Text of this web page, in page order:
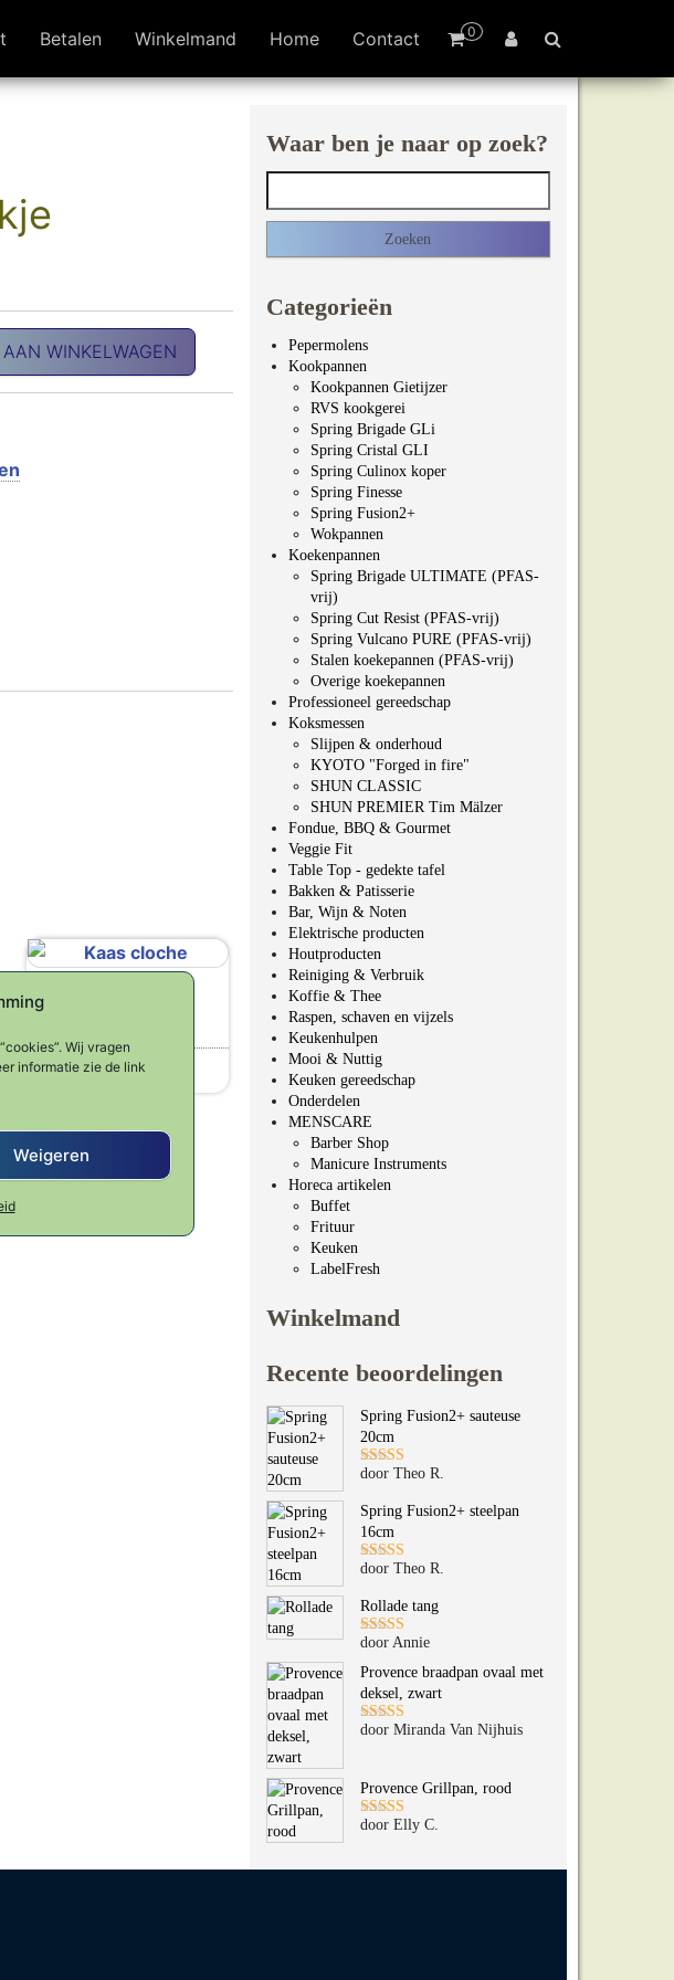
Wij vragen
informatie zie de link
Weigeren
0
Betalen Winkelmand Home Contact
WINKELWAGEN
kan gekozen worden op de productpagina
meerdere variaties. Deze optie kan gekozen worden op de productpagina
Prijsklasse: €54.95 tot €74.95
Houtproducten
Dit product heeft meerdere variaties. Deze optie kan gekozen
Waar ben je naar op zoek?
Categorieën
Pepermolens
Kookpannen
Kookpannen Gietijzer
RVS kookgerei
Spring Brigade GLi
Spring Cristal GLI
Spring Culinox koper
Spring Finesse
Spring Fusion2+
Wokpannen
Koekenpannen
Spring Brigade ULTIMATE (PFAS-
vrij)
Spring Cut Resist (PFAS-vrij)
Spring Vulcano PURE (PFAS-vrij)
Stalen koekepannen (PFAS-vrij)
Overige koekepannen
Professioneel gereedschap
Koksmessen
Slijpen & onderhoud
KYOTO "Forged in fire"
SHUN CLASSIC
SHUN PREMIER Tim Mälzer
Fondue, BBQ & Gourmet
Veggie Fit
Table Top - gedekte tafel
Bakken & Patisserie
Bar, Wijn & Noten
Elektrische producten
Houtproducten
Reiniging & Verbruik
Koffie & Thee
Raspen, schaven en vijzels
Keukenhulpen
Mooi & Nuttig
Keuken gereedschap
Onderdelen
MENSCARE
Barber Shop
Manicure Instruments
Horeca artikelen
Buffet
Frituur
Keuken
LabelFresh
Winkelmand
Recente beoordelingen
Spring Fusion2+ sauteuse
20cm
Gewaardeerd
door Theo R.
Spring Fusion2+ steelpan
16cm
Gewaardeerd
door Theo R.
Rollade tang
Gewaardeerd
5uit 5
door Annie
Provence braadpan ovaal met
deksel, zwart
Gewaardeerd
door Miranda Van Nijhuis
Provence Grillpan, rood
Gewaardeerd
door Elly C.